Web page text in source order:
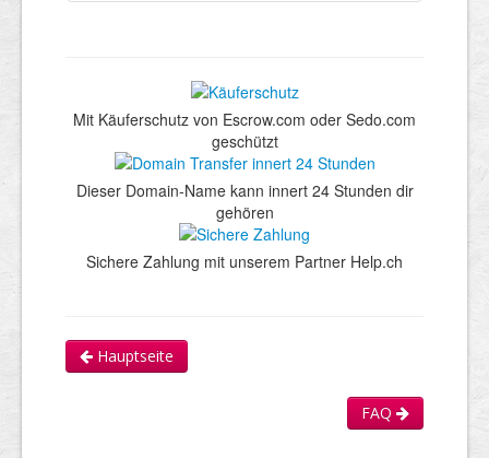
Mit Käuferschutz von Escrow.com oder Sedo.com
geschützt
Dieser Domain-Name kann innert 24 Stunden dir
gehören
Sichere Zahlung mit unserem Partner Help.ch
Hauptseite
FAQ